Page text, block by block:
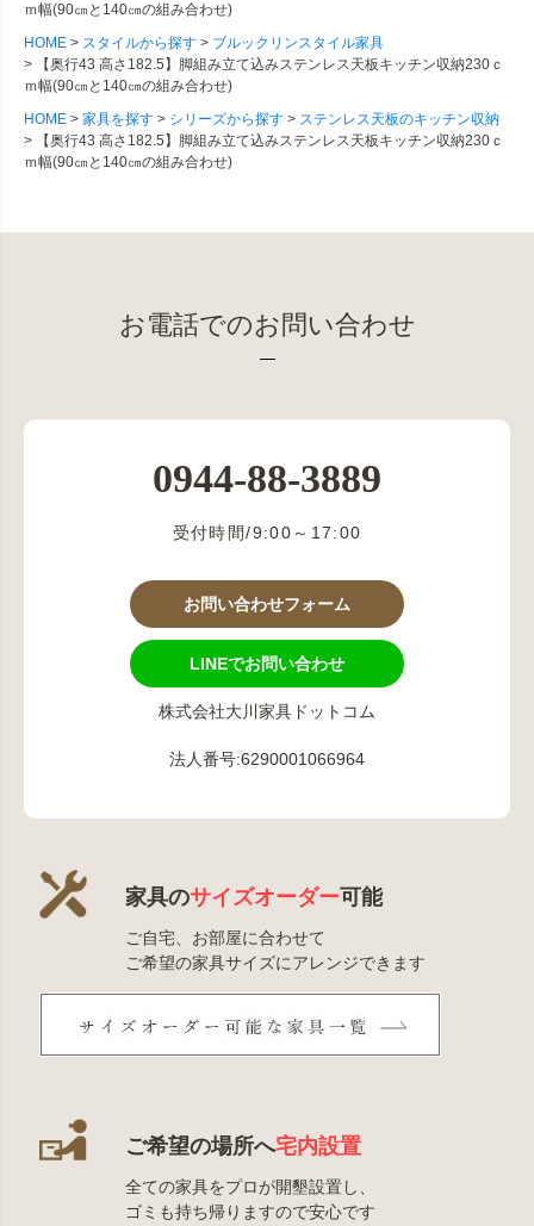
ｍ幅(90㎝と140㎝の組み合わせ)
HOME
スタイルから探す
ブルックリンスタイル家具
【奥行43 高さ182.5】脚組み立て込みステンレス天板キッチン収納230ｃ
ｍ幅(90㎝と140㎝の組み合わせ)
HOME
家具を探す シリーズから探す
ステンレス天板のキッチン収納
【奥行43 高さ182.5】脚組み立て込みステンレス天板キッチン収納230ｃ
ｍ幅(90㎝と140㎝の組み合わせ)
お電話でのお問い合わせ
0944-88-3889
受付時間/9:00～17:00
お問い合わせフォーム
LINEでお問い合わせ
株式会社大川家具ドットコム
法人番号:6290001066964
家具のサイズオーダー可能
ご自宅、お部屋に合わせて
ご希望の家具サイズにアレンジできます
ご希望の場所へ宅内設置
全ての家具をプロが開墾設置し、
ゴミも持ち帰りますので安心です